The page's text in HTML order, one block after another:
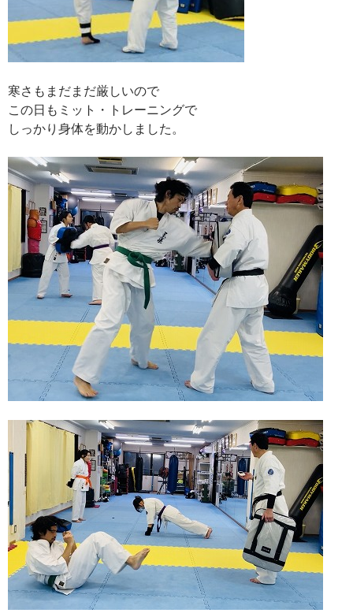
寒さもまだまだ厳しいので
この日もミット・トレーニングで
しっかり身体を動かしました。